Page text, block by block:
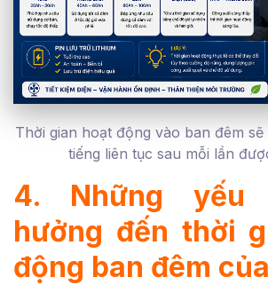
Thời gian hoạt động vào ban đêm
tiếng liên tục sau mỗi lần
4. Những yếu
hưởng đến thời
động ban đêm